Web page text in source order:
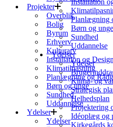
Installation
Planlægning
Børn og unge
Sundhed
Uddannelse
Ydelser
Ydelser
Klima- og
Strategisk
Helhedsplan
Projektering
Idéoplæg og
Kirkegårds
Projekter
Overblik
Bolig
Byrum
Erhverv
Kulturarv
Installation og Design
Klimatilpasning
Planlægning og
Børn og unge
Sundhed
Uddannelse
Ydelser
Ydelser